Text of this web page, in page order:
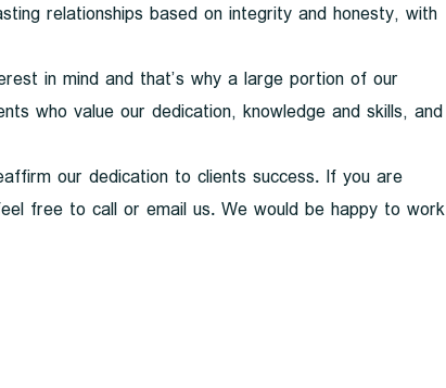
relationships based on integrity and honesty, with
in mind and that’s why a large portion of our
who value our dedication, knowledge and skills, and
our dedication to clients success. If you are
free to call or email us. We would be happy to work